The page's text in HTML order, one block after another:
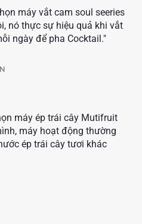
máy vắt cam soul seeries
nó thực sự hiệu quả khi vắt
ngày để pha Cocktail."
máy ép trái cây Mutifruit
máy hoạt động thường
ép trái cây tươi khác